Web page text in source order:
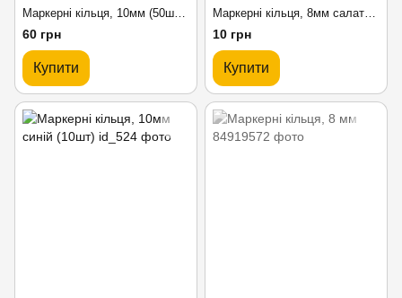
60 грн
Купити
10 грн
Купити